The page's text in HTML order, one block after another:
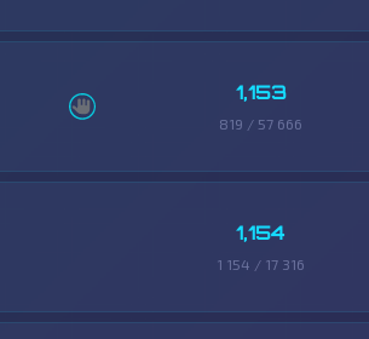
1,153
819 / 57 666
1,154
1 154 / 17 316